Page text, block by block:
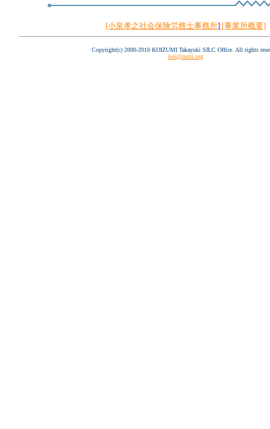
[小泉孝之社会保険労務士事務所] [事業所概要]
Copyright(c) 2000-2010 KOIZUMI Takayuki SILC Office. All rights
koi@zumi.org